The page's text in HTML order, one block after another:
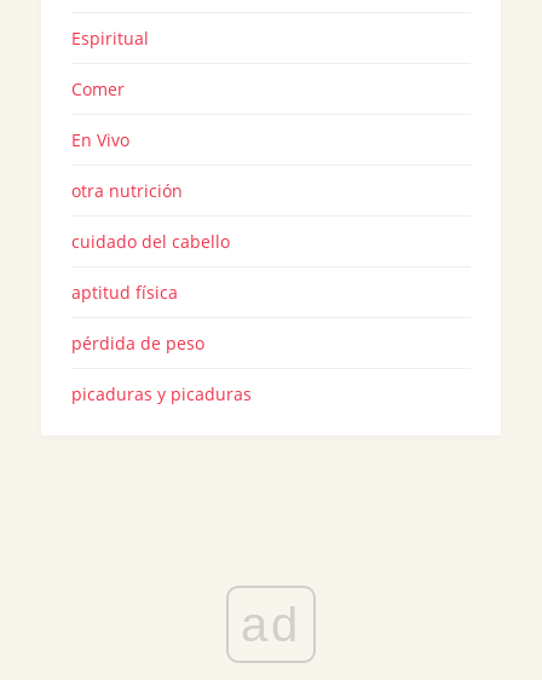
Espiritual
Comer
En Vivo
otra nutrición
cuidado del cabello
aptitud física
pérdida de peso
picaduras y picaduras
ad